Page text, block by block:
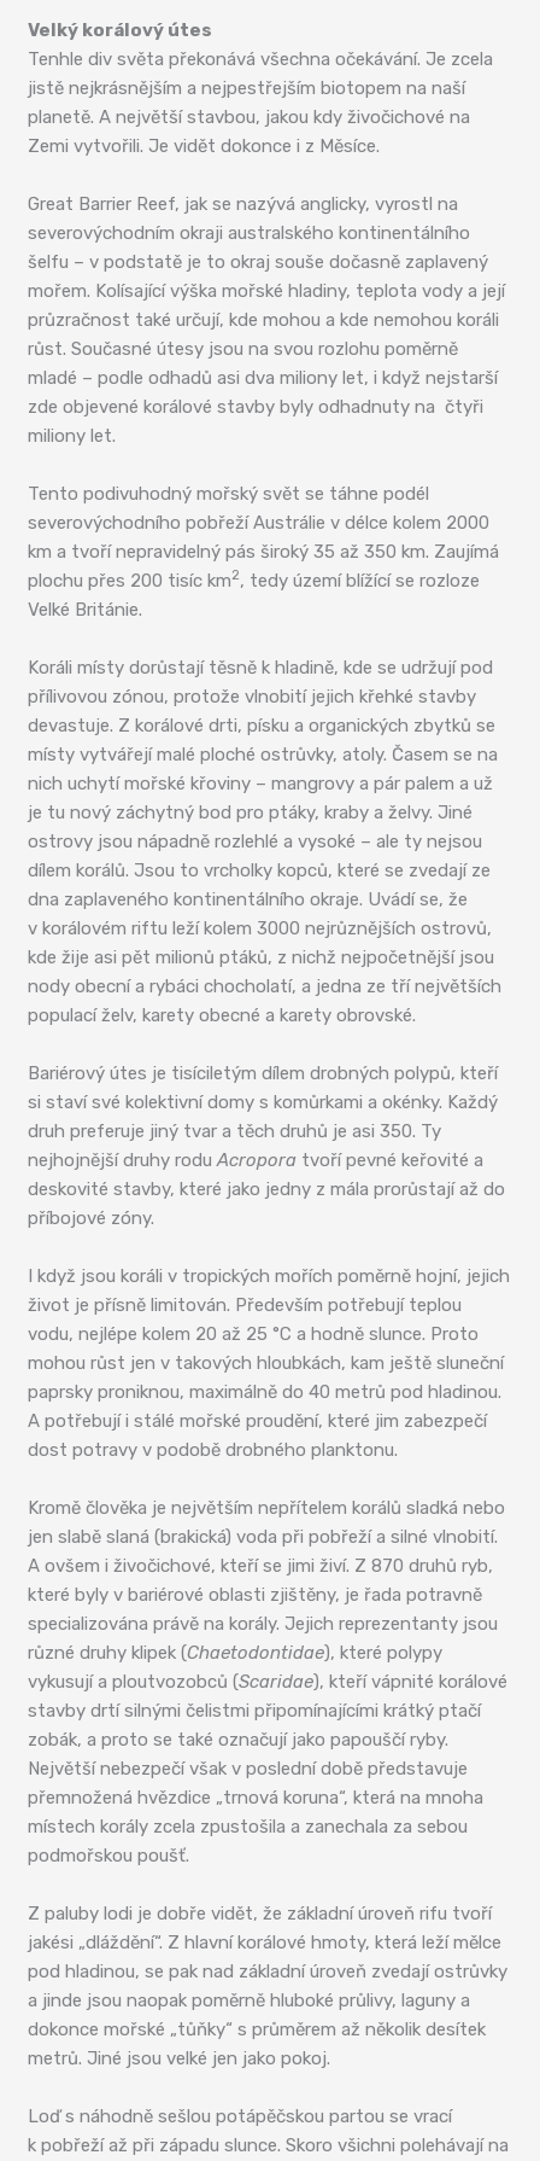
Velký korálový útes
Tenhle div světa překonává všechna očekávání. Je zcela
jistě nejkrásnějším a nejpestřejším biotopem na naší
planetě. A největší stavbou, jakou kdy živočichové na
Zemi vytvořili. Je vidět dokonce i z Měsíce.
Great Barrier Reef, jak se nazývá anglicky, vyrostl na
severovýchodním okraji australského kontinentálního
šelfu – v podstatě je to okraj souše dočasně zaplavený
mořem. Kolísající výška mořské hladiny, teplota vody a její
průzračnost také určují, kde mohou a kde nemohou koráli
růst. Současné útesy jsou na svou rozlohu poměrně
mladé – podle odhadů asi dva miliony let, i když nejstarší
zde objevené korálové stavby byly odhadnuty na čtyři
miliony let.
Tento podivuhodný mořský svět se táhne podél
severovýchodního pobřeží Austrálie v délce kolem 2000
km a tvoří nepravidelný pás široký 35 až 350 km. Zaujímá
plochu přes 200 tisíc km2, tedy území blížící se rozloze
Velké Británie.
Koráli místy dorůstají těsně k hladině, kde se udržují pod
přílivovou zónou, protože vlnobití jejich křehké stavby
devastuje. Z korálové drti, písku a organických zbytků se
místy vytvářejí malé ploché ostrůvky, atoly. Časem se na
nich uchytí mořské křoviny – mangrovy a pár palem a už
je tu nový záchytný bod pro ptáky, kraby a želvy. Jiné
ostrovy jsou nápadně rozlehlé a vysoké – ale ty nejsou
dílem korálů. Jsou to vrcholky kopců, které se zvedají ze
dna zaplaveného kontinentálního okraje. Uvádí se, že
v korálovém riftu leží kolem 3000 nejrůznějších ostrovů,
kde žije asi pět milionů ptáků, z nichž nejpočetnější jsou
nody obecní a rybáci chocholatí, a jedna ze tří největších
populací želv, karety obecné a karety obrovské.
Bariérový útes je tisíciletým dílem drobných polypů, kteří
si staví své kolektivní domy s komůrkami a okénky. Každý
druh preferuje jiný tvar a těch druhů je asi 350. Ty
nejhojnější druhy roduAcropora tvoří pevné keřovité a
deskovité stavby, které jako jedny z mála prorůstají až do
příbojové zóny.
I když jsou koráli v tropických mořích poměrně hojní, jejich
život je přísně limitován. Především potřebují teplou
vodu, nejlépe kolem 20 až 25 °C a hodně slunce. Proto
mohou růst jen v takových hloubkách, kam ještě sluneční
paprsky proniknou, maximálně do 40 metrů pod hladinou.
A potřebují i stálé mořské proudění, které jim zabezpečí
dost potravy v podobě drobného planktonu.
Kromě člověka je největším nepřítelem korálů sladká nebo
jen slabě slaná (brakická) voda při pobřeží a silné vlnobití.
A ovšem i živočichové, kteří se jimi živí. Z 870 druhů ryb,
které byly v bariérové oblasti zjištěny, je řada potravně
specializována právě na korály. Jejich reprezentanty jsou
různé druhy klipek (Chaetodontidae), které polypy
vykusují a ploutvozobců (Scaridae), kteří vápnité korálové
stavby drtí silnými čelistmi připomínajícími krátký ptačí
zobák, a proto se také označují jako papouščí ryby.
Největší nebezpečí však v poslední době představuje
přemnožená hvězdice „trnová koruna“, která na mnoha
místech korály zcela zpustošila a zanechala za sebou
podmořskou poušť.
Z paluby lodi je dobře vidět, že základní úroveň rifu tvoří
jakési „dláždění“. Z hlavní korálové hmoty, která leží mělce
pod hladinou, se pak nad základní úroveň zvedají ostrůvky
a jinde jsou naopak poměrně hluboké průlivy, laguny a
dokonce mořské „tůňky“ s průměrem až několik desítek
metrů. Jiné jsou velké jen jako pokoj.
Loď s náhodně sešlou potápěčskou partou se vrací
k pobřeží až při západu slunce. Skoro všichni polehávají na